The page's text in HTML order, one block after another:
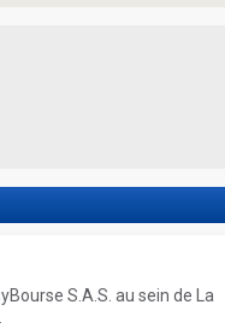
S.A.S. au sein de La